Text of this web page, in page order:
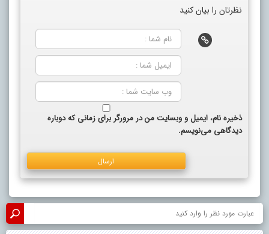
نظرتان را بیان کنید
ذخیره نام، ایمیل و وبسایت من در مرورگر برای زمانی که دوباره
دیدگاهی می‌نویسم.